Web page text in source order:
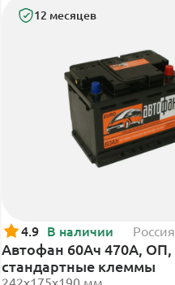
12 месяцев
4.9 В наличии Россия
Автофан 60Ач 470А, ОП,
стандартные клеммы